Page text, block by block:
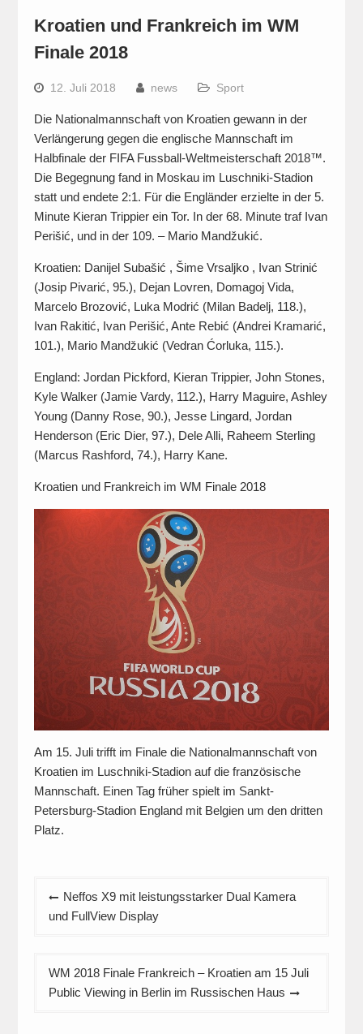
Kroatien und Frankreich im WM
Finale 2018
12. Juli 2018 news Sport
Die Nationalmannschaft von Kroatien gewann in der
Verlängerung gegen die englische Mannschaft im
Halbfinale der FIFA Fussball-Weltmeisterschaft 2018™.
Die Begegnung fand in Moskau im Luschniki-Stadion
statt und endete 2:1. Für die Engländer erzielte in der 5.
Minute Kieran Trippier ein Tor. In der 68. Minute traf Ivan
Perišić, und in der 109. – Mario Mandžukić.
Kroatien: Danijel Subašić , Šime Vrsaljko , Ivan Strinić
(Josip Pivarić, 95.), Dejan Lovren, Domagoj Vida,
Marcelo Brozović, Luka Modrić (Milan Badelj, 118.),
Ivan Rakitić, Ivan Perišić, Ante Rebić (Andrei Kramarić,
101.), Mario Mandžukić (Vedran Ćorluka, 115.).
England: Jordan Pickford, Kieran Trippier, John Stones,
Kyle Walker (Jamie Vardy, 112.), Harry Maguire, Ashley
Young (Danny Rose, 90.), Jesse Lingard, Jordan
Henderson (Eric Dier, 97.), Dele Alli, Raheem Sterling
(Marcus Rashford, 74.), Harry Kane.
Kroatien und Frankreich im WM Finale 2018
Am 15. Juli trifft im Finale die Nationalmannschaft von
Kroatien im Luschniki-Stadion auf die französische
Mannschaft. Einen Tag früher spielt im Sankt-
Petersburg-Stadion England mit Belgien um den dritten
Platz.
Beitragsnavigation
Neffos X9 mit leistungsstarker Dual Kamera
und FullView Display
WM 2018 Finale Frankreich – Kroatien am 15 Juli
Public Viewing in Berlin im Russischen Haus